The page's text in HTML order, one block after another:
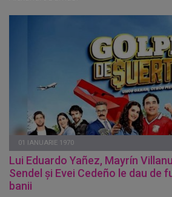
01 IANUARIE 1970
Lui Eduardo Yañez, Mayrín
Sendel și Evei Cedeño le dau de
banii